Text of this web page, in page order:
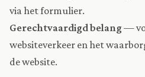
via het formulier.
Gerechtvaardigd belang —
websiteverkeer en het
de website.